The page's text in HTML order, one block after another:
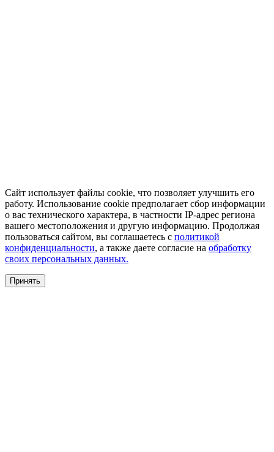
Сайт использует файлы cookie, что позволяет улучшить его
работу. Использование cookie предполагает сбор информации
о вас технического характера, в частности IP-адрес региона
вашего местоположения и другую информацию. Продолжая
пользоваться сайтом, вы соглашаетесь с политикой
конфиденциальности, а также даете согласие на обработку
своих персональных данных.
Принять